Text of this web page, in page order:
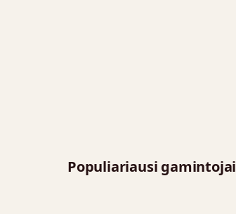
Populiariausi gamintojai